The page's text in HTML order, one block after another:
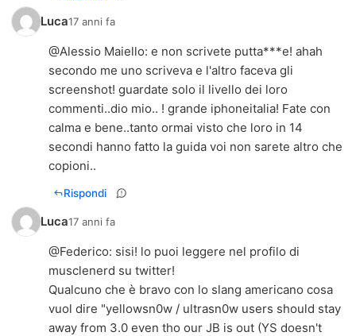
Luca17 anni fa
@Alessio Maiello: e non scrivete putta***e! ahah
secondo me uno scriveva e l'altro faceva gli
screenshot! guardate solo il livello dei loro
commenti..dio mio.. ! grande iphoneitalia! Fate con
calma e bene..tanto ormai visto che loro in 14
secondi hanno fatto la guida voi non sarete altro che
copioni..
Rispondi
Luca17 anni fa
@Federico: sisi! lo puoi leggere nel profilo di
musclenerd su twitter!
Qualcuno che è bravo con lo slang americano cosa
vuol dire "yellowsn0w / ultrasn0w users should stay
away from 3.0 even tho our JB is out (YS doesn't